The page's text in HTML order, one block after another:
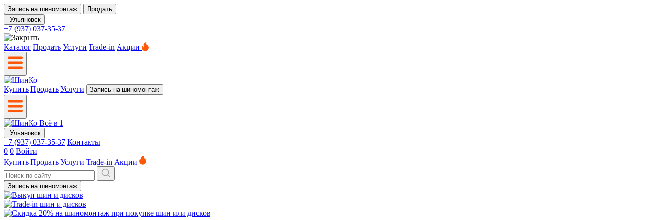
Запись на шиномонтаж
Продать
Ульяновск
+7 (937) 037-35-37
Каталог Продать Услуги Trade-in Акции
Купить Продать Услуги Запись на шиномонтаж
Ульяновск
+7 (937) 037-35-37 Контакты
0 0 Войти
Купить Продать Услуги Trade-in Акции
Запись на шиномонтаж